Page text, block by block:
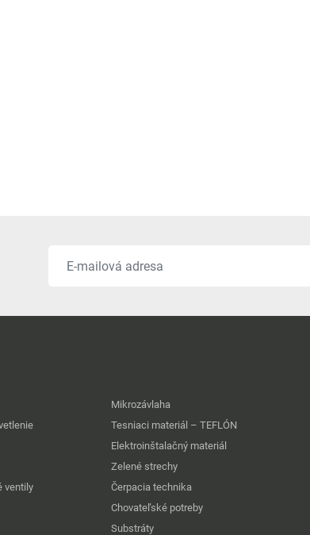
ventily
Mikrozávlaha
Tesniaci materiál – TEFLÓN
Elektroinštalačný materiál
Zelené strechy
Čerpacia technika
Chovateľské potreby
Substráty